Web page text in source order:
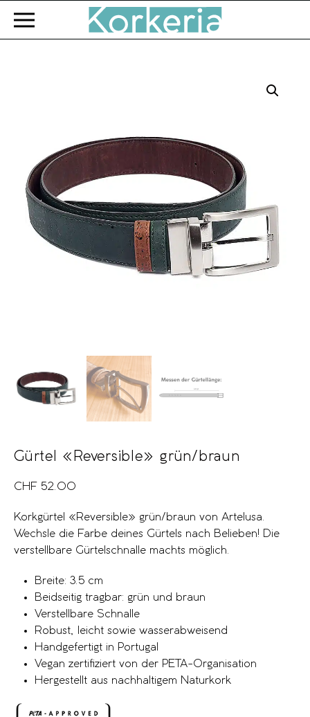
Zum Hauptinhalt springen
Gürtel «Reversible» grün/braun
CHF 52.00
Korkgürtel «Reversible» grün/braun von Artelusa.
Wechsle die Farbe deines Gürtels nach Belieben! Die
verstellbare Gürtelschnalle machts möglich.
Breite: 3.5 cm
Beidseitig tragbar: grün und braun
Verstellbare Schnalle
Robust, leicht sowie wasserabweisend
Handgefertigt in Portugal
Vegan zertifiziert von der PETA-Organisation
Hergestellt aus nachhaltigem Naturkork